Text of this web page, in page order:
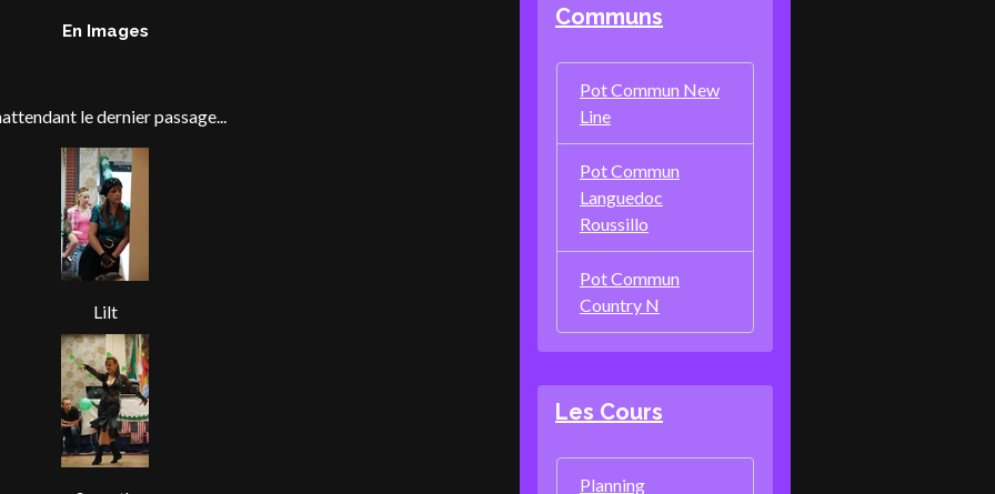
En Images
le dernier passage...
Lilt
Communs
Pot Commun New
Line
Pot Commun
Languedoc
Roussillo
Pot Commun
Country N
Les Cours
Planning